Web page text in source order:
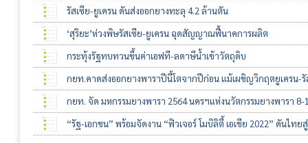
รัสเซีย-ยูเครน ดันส่งออกยางทะลุ 4.2 ล้านตัน
‘สุริยะ’ห่วงพิษรัสเซีย-ยูเครน ฉุดสัญญาณฟื้นาคการผลิต
กระทุ้งรัฐทบทวนขึ้นค่าเอฟที-ลดาษีน้ำเข้าวัตถุดิบ
กยท.คาดส่งออกยางพาราปีนี้โตจากปีก่อน แม้เผชิญวิกฤตยูเครน-รั
กยท. จัด มหกรรมยางพารา 2564 นครฯแห่งนวัตกรรมยางพารา 8-
“รัฐ-เอกชน” พร้อมจัดงาน “ฟิวเจอร์ โมบิลิตี้ เอเชีย 2022” ดันไทย